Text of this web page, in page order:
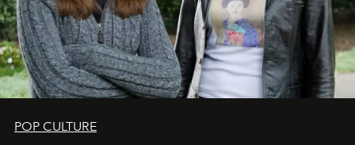
POP CULTURE